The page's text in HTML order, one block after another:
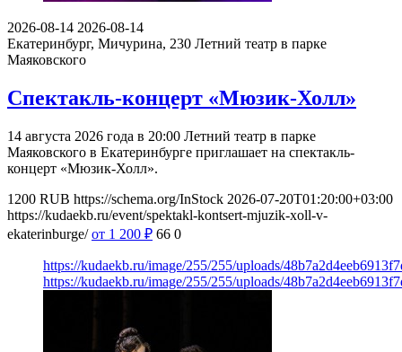
2026-08-14 2026-08-14
Екатеринбург, Мичурина, 230 Летний театр в парке
Маяковского
Спектакль-концерт «Мюзик-Холл»
14 августа 2026 года в 20:00 Летний театр в парке
Маяковского в Екатеринбурге приглашает на спектакль-
концерт «Мюзик-Холл».
1200 RUB https://schema.org/InStock 2026-07-20T01:20:00+03:00
https://kudaekb.ru/event/spektakl-kontsert-mjuzik-xoll-v-
ekaterinburge/ от 1 200 ₽ 66 0
https://kudaekb.ru/image/255/255/uploads/
https://kudaekb.ru/image/255/255/uploads/